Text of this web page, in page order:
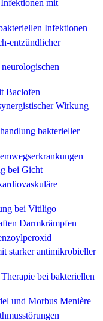
mit
Infektionen
entzündlicher
Baclofen
Wirkung
bakterieller
bei Gicht
bei Vitiligo
Darmkrämpfen
starker antimikrobieller
bei bakteriellen
und Morbus Menière